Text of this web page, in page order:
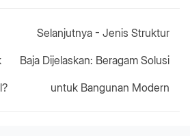
Selanjutnya - Jenis Struktur
Baja Dijelaskan: Beragam Solusi
untuk Bangunan Modern